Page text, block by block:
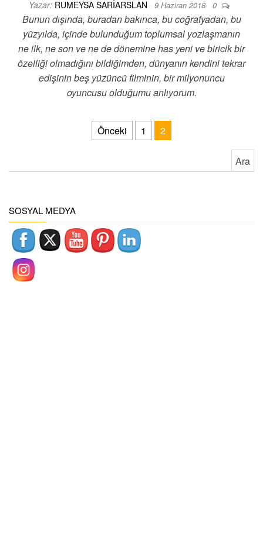
Yazar: RUMEYSA SARIARSLAN 9 Haziran 2018 0
Bunun dışında, buradan bakınca, bu coğrafyadan, bu
yüzyılda, içinde bulunduğum toplumsal yozlaşmanın
ne ilk, ne son ve ne de dönemine has yeni ve biricik bir
özelliği olmadığını bildiğimden, dünyanın kendini tekrar
edişinin beş yüzüncü filminin, bir milyonuncu
oyuncusu olduğumu anlıyorum.
Yazı sayfalaması
Önceki 1
2
SOSYAL MEDYA